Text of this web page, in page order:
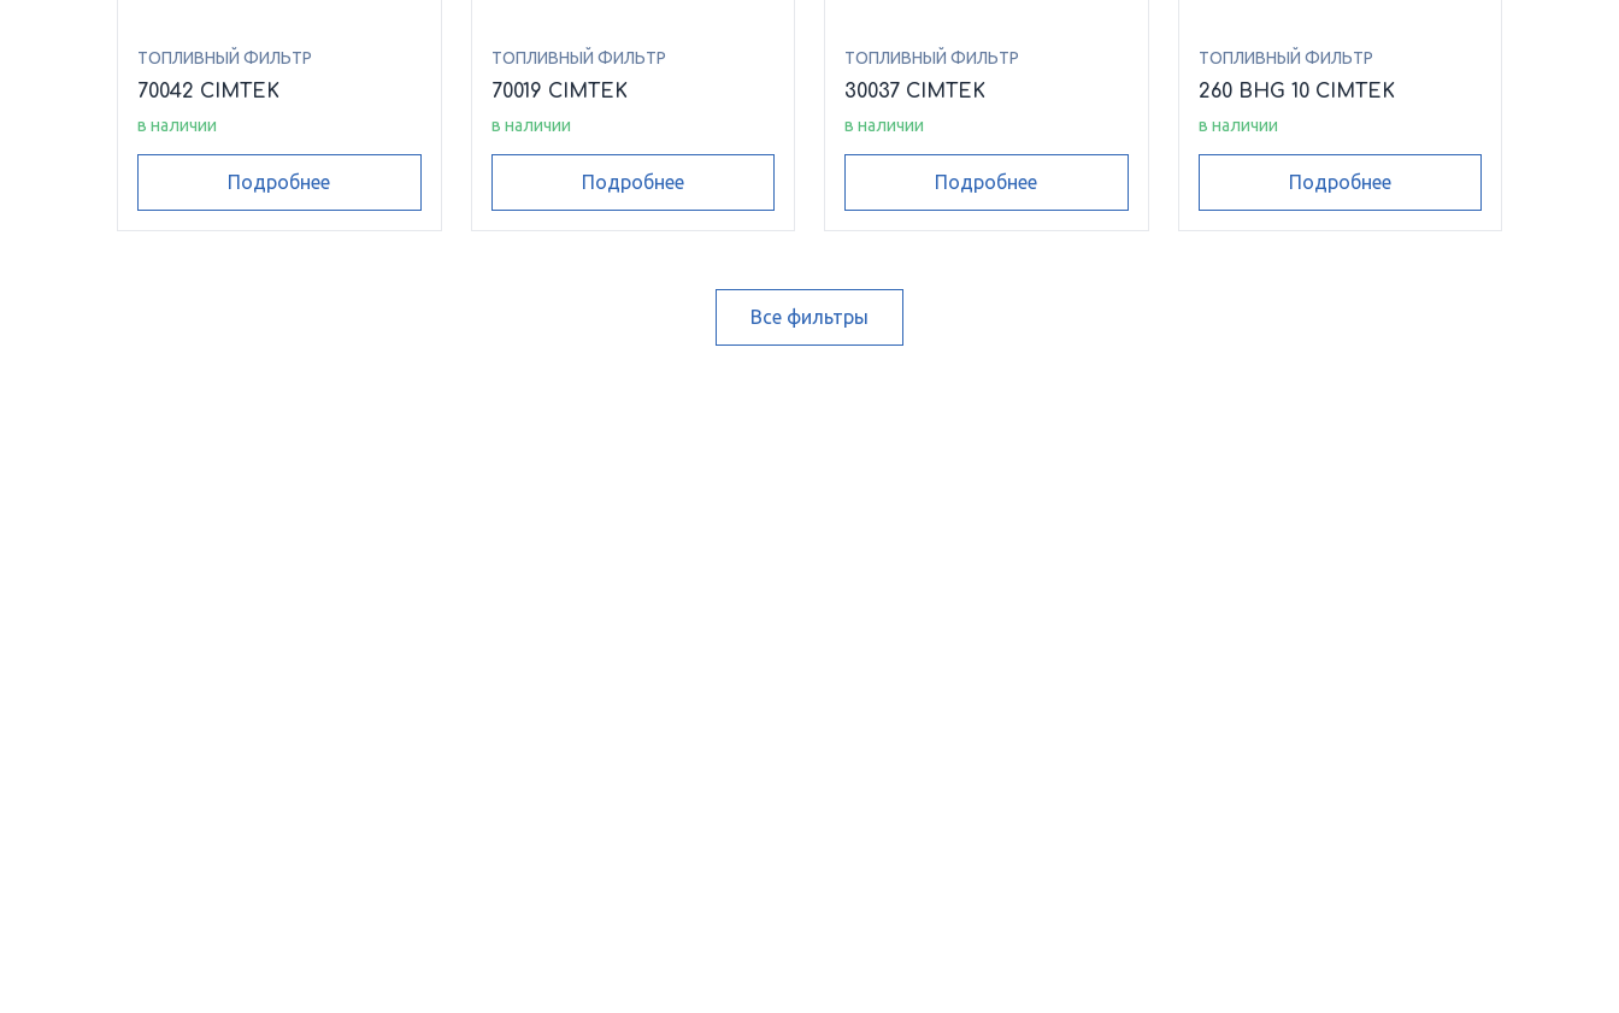
ТОПЛИВНЫЙ ФИЛЬТР
70042 CIMTEK
в наличии
Подробнее
ТОПЛИВНЫЙ ФИЛЬТР
70019 CIMTEK
в наличии
Подробнее
ТОПЛИВНЫЙ ФИЛЬТР
30037 CIMTEK
в наличии
Подробнее
ТОПЛИВНЫЙ ФИЛЬТР
260 BHG 10 CIMTEK
в наличии
Подробнее
Все фильтры